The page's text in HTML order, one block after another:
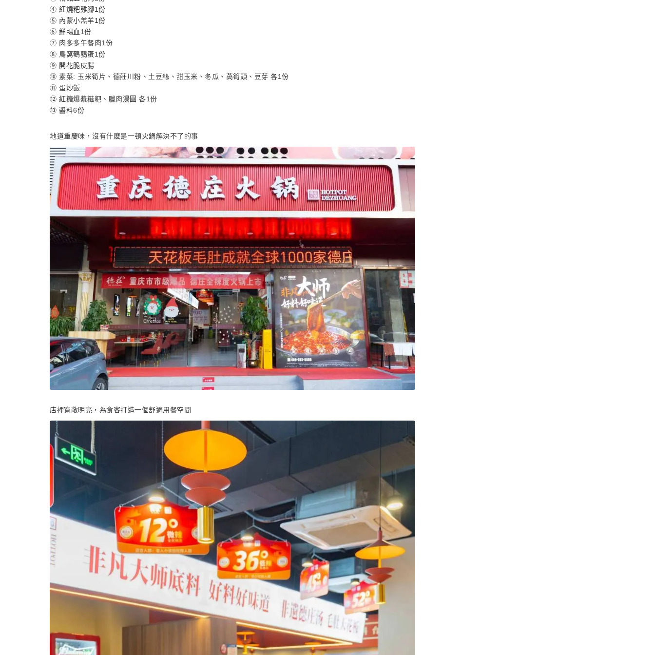
④ 紅燒粑雞腳1份
⑤ 內蒙小羔羊1份
⑥ 鮮鴨血1份
⑦ 肉多多午餐肉1份
⑧ 鳥窩鵪鶉蛋1份
⑨ 開花脆皮腸
⑩ 素菜: 玉米筍片、德莊川粉、土豆絲、甜玉米、冬瓜、萵筍頭、豆芽 各1份
⑪ 蛋炒飯
⑫ 紅糖爆漿糍粑、臘肉湯圓 各1份
⑬ 醬料6份
地道重慶味，沒有什麽是一頓火鍋解決不了的事
店裡寬敞明亮，為食客打造一個舒適用餐空間